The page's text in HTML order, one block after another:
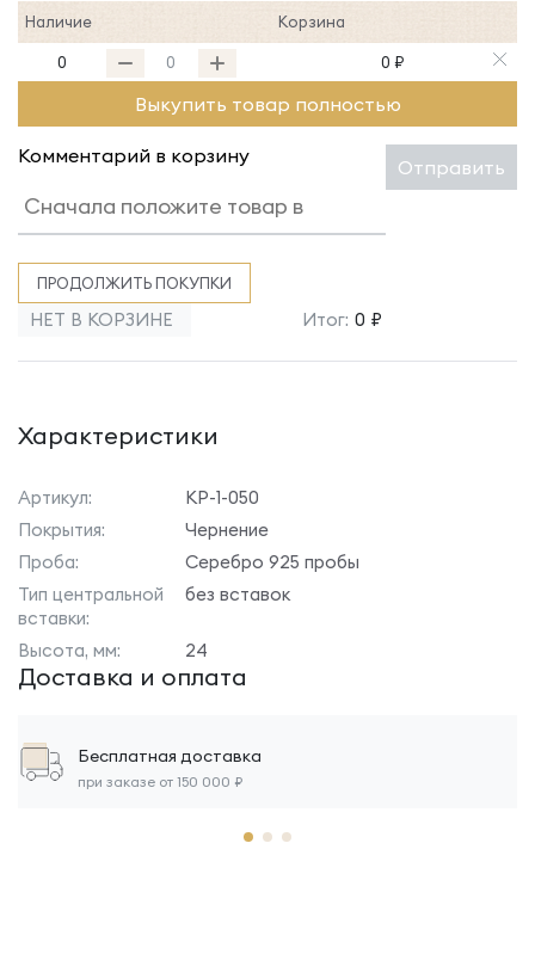
Наличие Корзина
0 0 ₽
Выкупить товар полностью
Комментарий в корзину Отправить
ПРОДОЛЖИТЬ ПОКУПКИ
НЕТ В КОРЗИНЕ Итог: 0 ₽
Характеристики
Артикул:
КР-1-050
Покрытия:
Чернение
Проба:
Серебро 925 пробы
Тип центральной
вставки:
без вставок
Высота, мм: 24
Доставка и оплата
Бесплатная доставка
при заказе от 150 000 ₽